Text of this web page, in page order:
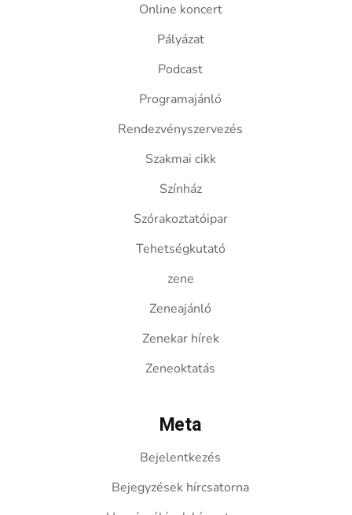
Online koncert
Pályázat
Podcast
Programajánló
Rendezvényszervezés
Szakmai cikk
Színház
Szórakoztatóipar
Tehetségkutató
zene
Zeneajánló
Zenekar hírek
Zeneoktatás
Meta
Bejelentkezés
Bejegyzések hírcsatorna